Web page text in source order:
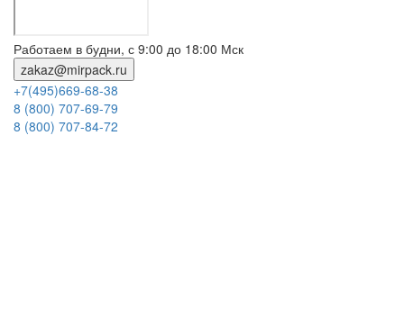
Работаем в будни, с 9:00 до 18:00 Мск
zakaz@mirpack.ru
+7(495)669-68-38
8 (800) 707-69-79
8 (800) 707-84-72